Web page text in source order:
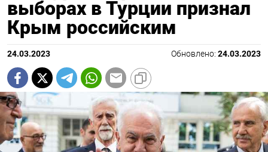
выборах в Турции признал
Крым российским
24.03.2023 Обновлено: 24.03.2023